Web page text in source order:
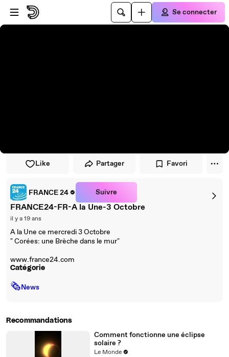
Passer au player
Passer au contenu principal
Se connecter
Like Partager Favori
FRANCE 24 Suivre
FRANCE24-FR-A la Une-3 Octobre
il y a 19 ans
A la Une ce mercredi 3 Octobre
" Corées: une Brèche dans le mur"
www.france24.com
Catégorie
🗞News
Recommandations
Comment fonctionne une éclipse
solaire ?
Le Monde